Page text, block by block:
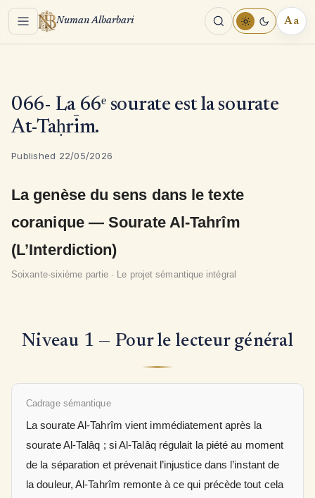
Menu Numan Albarbari Aa
066- La 66ᵉ sourate est la sourate
At-Taḥrīm.
Published 22/05/2026
La genèse du sens dans le texte
coranique — Sourate Al-Tahrîm
(L’Interdiction)
Soixante-sixième partie · Le projet sémantique intégral
Niveau 1 — Pour le lecteur général
Cadrage sémantique
La sourate Al-Tahrîm vient immédiatement après la
sourate Al-Talâq ; si Al-Talâq régulait la piété au moment
de la séparation et prévenait l’injustice dans l’instant de
la douleur, Al-Tahrîm remonte à ce qui précède tout cela